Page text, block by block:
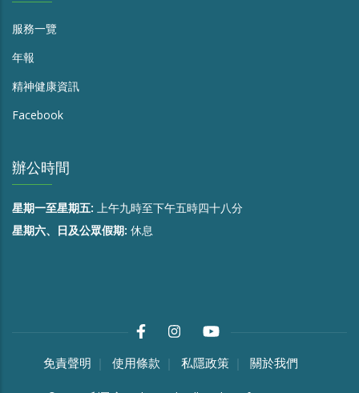
服務一覽
年報
精神健康資訊
Facebook
辦公時間
星期一至星期五: 上午九時至下午五時四十八分
星期六、日及公眾假期: 休息
免責聲明 使用條款 私隱政策 關於我們